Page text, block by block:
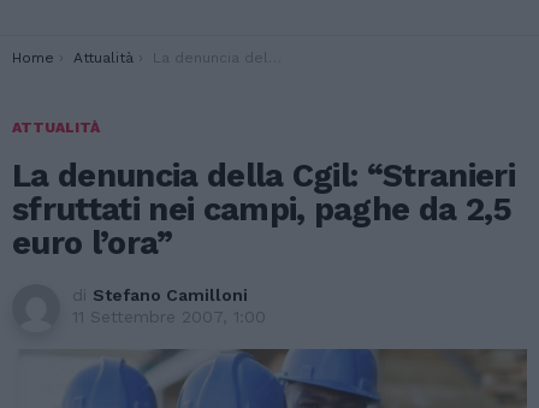
You are here:
Home Attualità La denuncia della Cgil: “Stranieri sfruttati nei campi, paghe da 2,5 euro l’ora”
ATTUALITÀ
La denuncia della Cgil: “Stranieri
sfruttati nei campi, paghe da 2,5
euro l’ora”
di Stefano Camilloni
11 Settembre 2007, 1:00